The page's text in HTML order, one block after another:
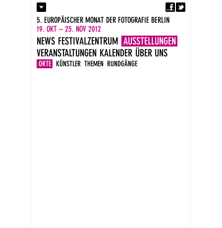
Kontakt
Presse
Impressum
DE
EN
5. EUROPÄISCHER MONAT DER FOTOGRAFIE BERLIN
19. OKT – 25. NOV 2012
NEWS FESTIVALZENTRUM AUSSTELLUNGEN
ORTE KÜNSTLER THEMEN RUNDGÄNGE
VERANSTALTUNGEN KALENDER ÜBER UNS